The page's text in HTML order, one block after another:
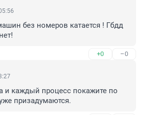
без номеров катается ! Гбдд
+0 –0
и каждый процесс покажите по
призадумаются.